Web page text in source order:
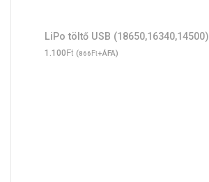
LiPo töltő USB (18650,16340,14500)
1.100Ft (866Ft+ÁFA)